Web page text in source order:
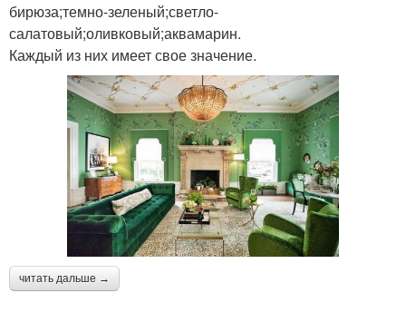
бирюза;темно-зеленый;светло-
салатовый;оливковый;аквамарин.
Каждый из них имеет свое значение.
читать дальше →